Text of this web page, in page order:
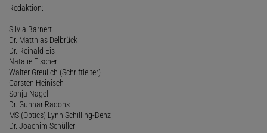
Redaktion:
Silvia Barnert
Dr. Matthias Delbrück
Dr. Reinald Eis
Natalie Fischer
Walter Greulich (Schriftleiter)
Carsten Heinisch
Sonja Nagel
Dr. Gunnar Radons
MS (Optics) Lynn Schilling-Benz
Dr. Joachim Schüller